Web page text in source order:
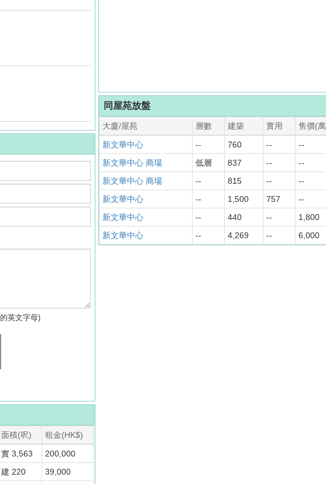
英文字母)
面積(呎)
租金(HK$)
實 3,563
200,000
建 220
39,000
同屋苑放盤
大廈/屋苑 層數 建築 實用 售價(
新文華中心
-- 760 -- --
新文華中心 商場
低層 837 -- --
新文華中心 商場
-- 815 -- --
新文華中心
-- 1,500 757 --
新文華中心
-- 440 -- 1,800
新文華中心
-- 4,269 -- 6,000